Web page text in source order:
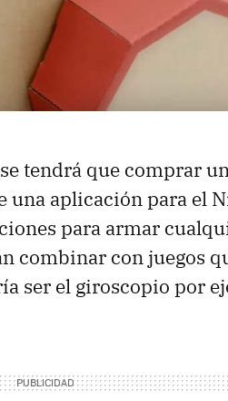
tendrá que comprar
una aplicación para el
para armar
combinar con juegos
ser el giroscopio por